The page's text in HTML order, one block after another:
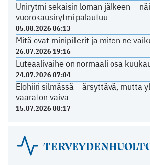
Unirytmi sekaisin loman jälkeen –
vuorokausirytmi palautuu
05.08.2026 06:13
Mitä ovat minipillerit ja miten ne
26.07.2026 19:16
Luteaalivaihe on normaali osa
24.07.2026 07:04
Elohiiri silmässä – ärsyttävä, mutta
vaaraton vaiva
15.07.2026 08:17